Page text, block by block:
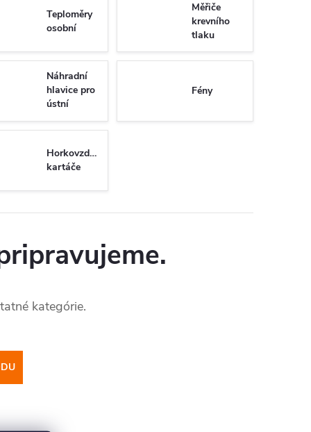
Teploměry
osobní
Měřiče
krevního
tlaku
Náhradní
hlavice pro
ústní
sprchy
Fény
Horkovzdušné
kartáče
kategórie.